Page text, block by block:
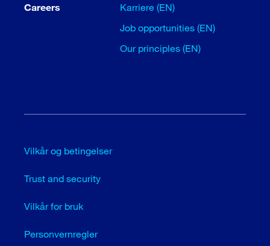
Careers
Karriere (EN)
Job opportunities (EN)
Our principles (EN)
Vilkår og betingelser
Trust and security
Vilkår for bruk
Personvernregler